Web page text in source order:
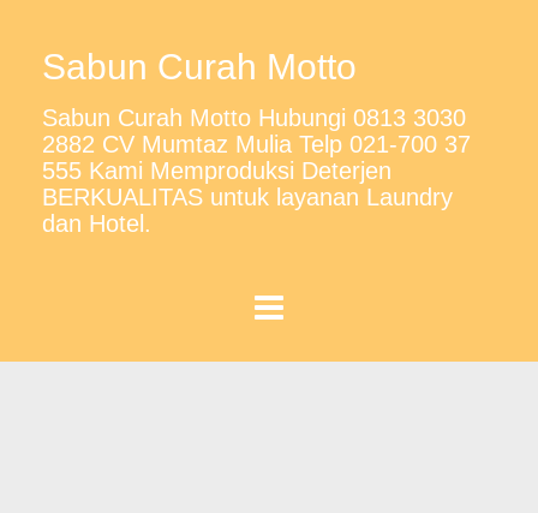
Sabun Curah Motto
Sabun Curah Motto Hubungi 0813 3030
2882 CV Mumtaz Mulia Telp 021-700 37
555 Kami Memproduksi Deterjen
BERKUALITAS untuk layanan Laundry
dan Hotel.